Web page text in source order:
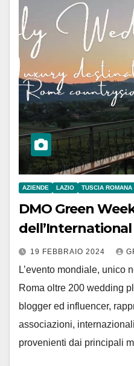
AZIENDE LAZIO TUSCIA ROMANA
DMO Green
19 FEBBRAIO 2024
L’evento mondiale, unico
Roma oltre 200 wedding
blogger ed influencer,
associazioni,
provenienti dai principali